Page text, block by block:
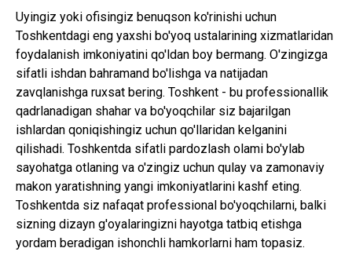
Uyingiz yoki ofisingiz benuqson ko'rinishi uchun
Toshkentdagi eng yaxshi bo'yoq ustalarining xizmatlaridan
foydalanish imkoniyatini qo'ldan boy bermang. O'zingizga
sifatli ishdan bahramand bo'lishga va natijadan
zavqlanishga ruxsat bering. Toshkent - bu professionallik
qadrlanadigan shahar va bo'yoqchilar siz bajarilgan
ishlardan qoniqishingiz uchun qo'llaridan kelganini
qilishadi. Toshkentda sifatli pardozlash olami bo'ylab
sayohatga otlaning va o'zingiz uchun qulay va zamonaviy
makon yaratishning yangi imkoniyatlarini kashf eting.
Toshkentda siz nafaqat professional bo'yoqchilarni, balki
sizning dizayn g'oyalaringizni hayotga tatbiq etishga
yordam beradigan ishonchli hamkorlarni ham topasiz.